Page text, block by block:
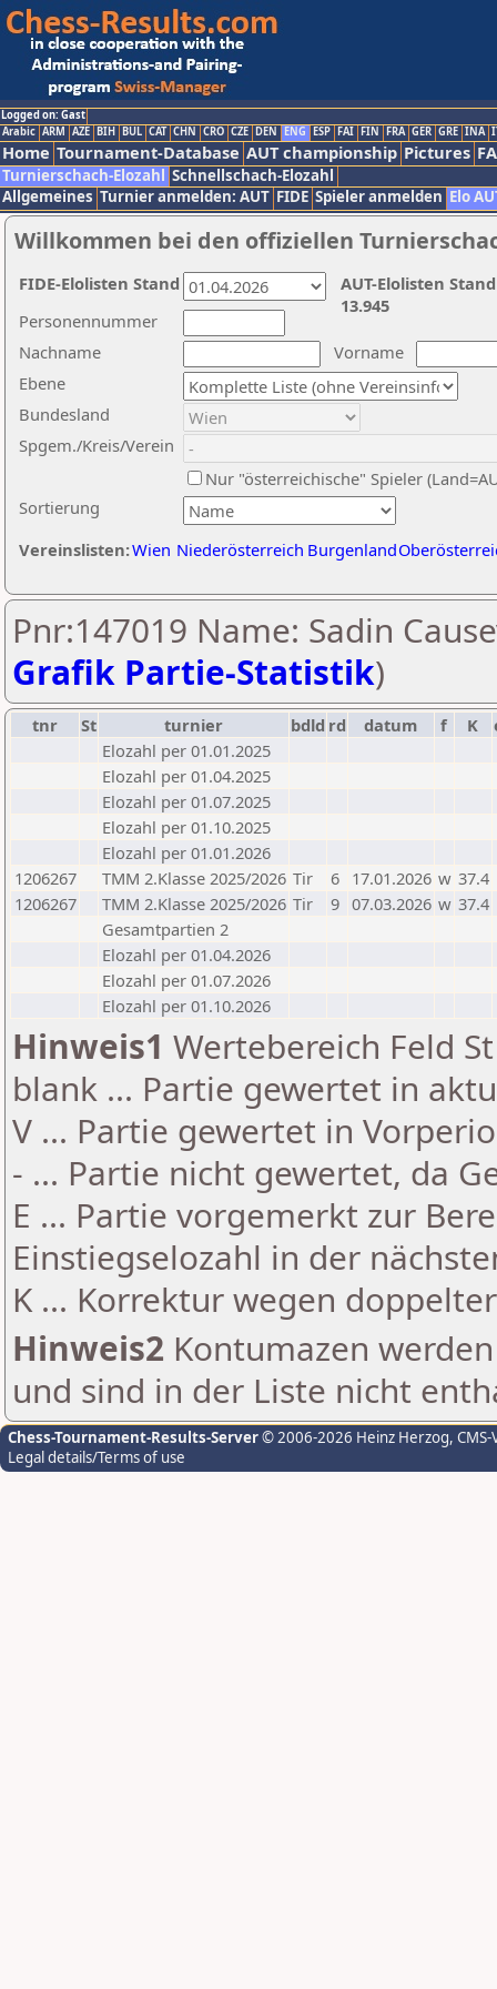
Logged on: Gast
Arabic ARM AZE BIH BUL CAT CHN CRO CZE DEN ENG ESP FAI FIN FRA GER GRE INA
Home Tournament-Database AUT championship Pictures
Turnierschach-Elozahl Schnellschach-Elozahl
Allgemeines Turnier anmelden: AUT FIDE Spieler anmelden Elo
Willkommen bei den offiziellen
Nachname
Vorname
Ebene
Sortierung
Personennummer
Bundesland
Spgem./Kreis/Verein
Nur "österreichische" Spieler
Vereinslisten:Wien Niederösterreich Burgenland
AUT-Elolisten
13.945
FIDE-Elolisten Stand
Pnr:147019 Name: Sadin
Grafik Partie-Statistik)
tnr St turnier bdld rd datum f K
Elozahl per 01.01.2025
Elozahl per 01.04.2025
Elozahl per 01.07.2025
Elozahl per 01.10.2025
Elozahl per 01.01.2026
1206267
TMM 2.Klasse 2025/2026 Tir 6 17.01.2026 w 37.4
1206267
TMM 2.Klasse 2025/2026 Tir 9 07.03.2026 w 37.4
Gesamtpartien 2
Elozahl per 01.04.2026
Elozahl per 01.07.2026
Elozahl per 01.10.2026
Hinweis1 Wertebereich Feld
blank ... Partie gewertet in
V ... Partie gewertet in
- ... Partie nicht gewertet, da
E ... Partie vorgemerkt zur
Einstiegselozahl in der
K ... Korrektur wegen
Hinweis2 Kontumazen
und sind in der Liste nicht
Chess-Tournament-Results-Server© 2006-2026 Heinz Herzog,
Legal details/Terms of use